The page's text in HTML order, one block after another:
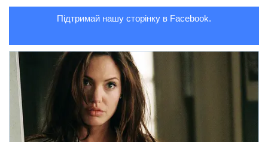
Підтримай нашу сторінку в Facebook.